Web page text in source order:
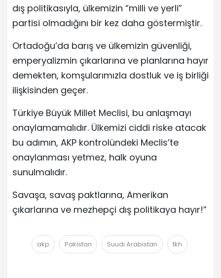
dış politikasıyla, ülkemizin “milli ve yerli”
partisi olmadığını bir kez daha göstermiştir.
Ortadoğu’da barış ve ülkemizin güvenliği,
emperyalizmin çıkarlarına ve planlarına hayır
demekten, komşularımızla dostluk ve iş birliği
ilişkisinden geçer.
Türkiye Büyük Millet Meclisi, bu anlaşmayı
onaylamamalıdır. Ülkemizi ciddi riske atacak
bu adımın, AKP kontrolündeki Meclis’te
onaylanması yetmez, halk oyuna
sunulmalıdır.
Savaşa, savaş paktlarına, Amerikan
çıkarlarına ve mezhepçi dış politikaya hayır!”
akp Pakistan Suudi Arabistan tkh